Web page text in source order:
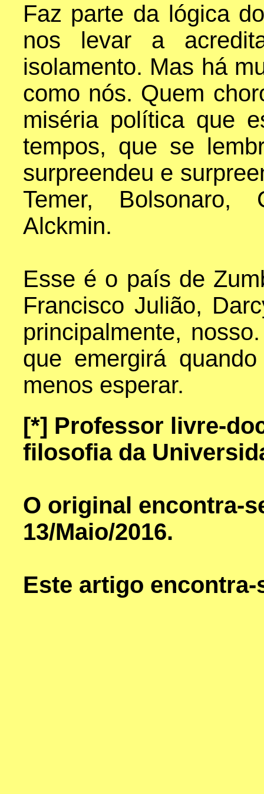
Faz parte da lógica
nos levar a
isolamento. Mas há
como nós. Quem
miséria política que
tempos, que se
surpreendeu e
Temer, Bolsonaro,
Alckmin.
Esse é o país de
Francisco Julião,
principalmente,
que emergirá
menos esperar.
[*] Professor livre-
filosofia da
O original encontra-
13/Maio/2016.
Este artigo